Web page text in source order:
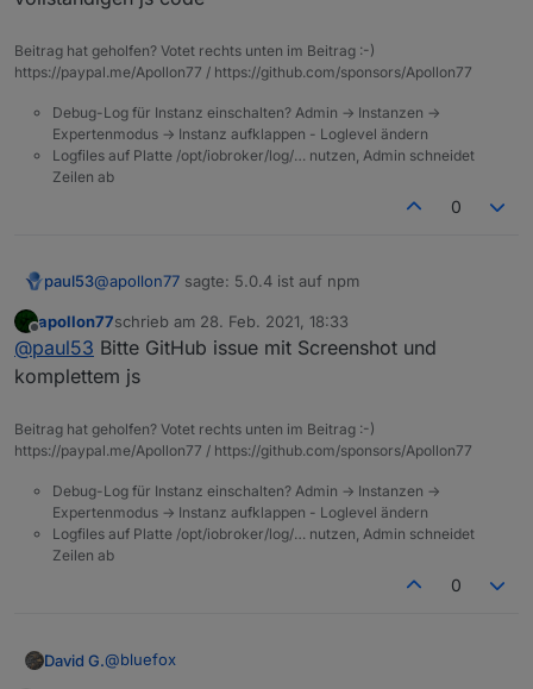
gemacht)
    const _cond = obj.state.val == _;
    if (cond0 === false && _cond) {
        cond0 = true;
console.log("TEST Trigger %s
    } else if (cond0 === true && !_cond) {
        cond0 = false;
Beitrag hat geholfen? Votet rechts unten im Beitrag :-)
https://paypal.me/Apollon77 / https://github.com/sponsors/Apollon77
Debug-Log für Instanz einschalten? Admin -> Instanzen ->
Expertenmodus -> Instanz aufklappen - Loglevel ändern
Logfiles auf Platte /opt/iobroker/log/… nutzen, Admin schneidet
Zeilen ab
0
paul53@apollon77 sagte: 5.0.4 ist auf npm
Fehler:value
Offline
apollon77schrieb am 28. Feb. 2021, 18:33
zuletzt editiert von
@paul53 Bitte GitHub issue mit Screenshot und
komplettem js
Beitrag hat geholfen? Votet rechts unten im Beitrag :-)
https://paypal.me/Apollon77 / https://github.com/sponsors/Apollon77
Debug-Log für Instanz einschalten? Admin -> Instanzen ->
Expertenmodus -> Instanz aufklappen - Loglevel ändern
Logfiles auf Platte /opt/iobroker/log/… nutzen, Admin schneidet
Zeilen ab
0
David G.@bluefox